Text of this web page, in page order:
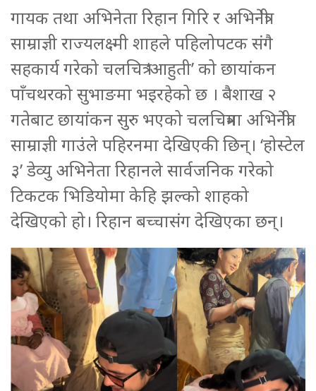
गायक तथा अभिनेता रिहान गिरि र अभिनेत्री
साम्राज्ञी राज्यलक्ष्मी शाहले पहिलोपटक संगै
सहकार्य गरेको चलचित्र ‘आहुती’ को छायांकन
पाँचथरको सुभाङमा भइरहेको छ । बैशाख २
गतेबाट छायांकन सुरु भएको चलचित्रमा अभिनेत्री
साम्राज्ञी गाउंले पहिरनमा देखिएकी छिन्। ‘होस्टेल
३’ डेव्यु अभिनेता रिहानले सार्वजनिक गरेको
टिकटक भिडियोमा केहि झल्को शाहको
देखिएको हो। रिहान बच्चासंग देखिएका छन्।